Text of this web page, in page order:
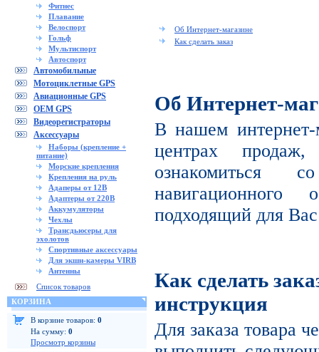
Фитнес
Плавание
Велоспорт
Гольф
Мультиспорт
Автоспорт
Автомобильные
Мотоциклетные GPS
Авиационные GPS
OEM GPS
Видеорегистраторы
Аксессуары
Наборы (крепление +
питание)
Морские крепления
Крепления на руль
Адаперы от 12В
Адаптеры от 220В
Аккумуляторы
Чехлы
Трансдьюсеры для
эхолотов
Спортивные аксессуары
Для экшн-камеры VIRB
Антенны
Список товаров
КОРЗИНА
В корзине товаров: 0
На сумму: 0
Просмотр корзины
Об Интернет-магазине
Как сделать заказ
Об Интернет-
В нашем
центрах
ознакомиться
навигационного
подходящий для
Как сделать
инструкция
Для заказа товара